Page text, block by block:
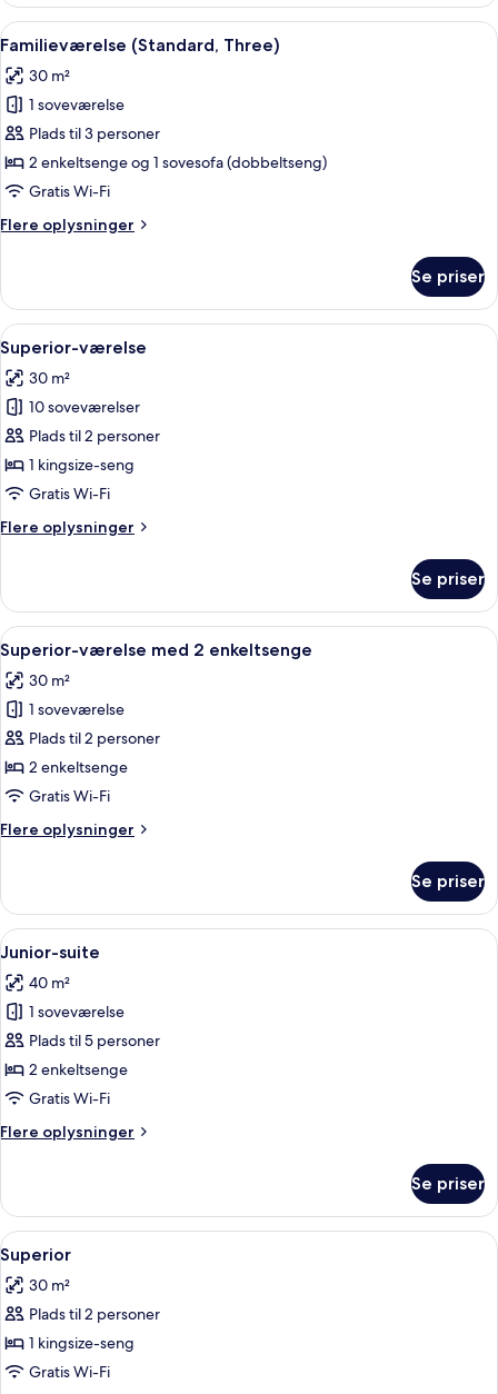
Indlæs
alle
billeder
af
Familieværelse
(Standard,
Three)
Et soveværelse med en stor seng, et
9
Familieværelse (Standard, Three)
30 m²
1 soveværelse
Plads til 3 personer
2 enkeltsenge og 1 sovesofa (dobbeltseng)
Gratis Wi-Fi
Flere oplysninger
Flere
(Standard,
Three)
Se priser
Indlæs
alle
billeder
af
Superior-
værelse
En dobbeltseng med
7
Superior-værelse
30 m²
10 soveværelser
Plads til 2 personer
1 kingsize-seng
Gratis Wi-Fi
Flere oplysninger
Flere
værelse
Se priser
Indlæs
alle
billeder
af
Superior-
værelse
med
enkeltsenge
Et hotelværelse med en seng, en
6
Superior-værelse med 2 enkeltsenge
30 m²
1 soveværelse
Plads til 2 personer
2 enkeltsenge
Gratis Wi-Fi
Flere oplysninger
Flere
værelse
med
2
Se priser
Indlæs
alle
billeder
af
Junior-
suite
Et hotelværelse med to senge, et
5
Junior-suite
40 m²
1 soveværelse
Plads til 5 personer
2 enkeltsenge
Gratis Wi-Fi
Flere oplysninger
Flere
suite
Se priser
Indlæs
alle
billeder
af
Superior
1
Superior
30 m²
Plads til 2 personer
1 kingsize-seng
Gratis Wi-Fi